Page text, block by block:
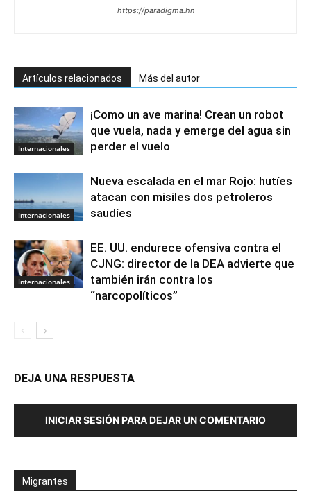
https://paradigma.hn
Artículos relacionados Más del autor
Internacionales
¡Como un ave marina! Crean un robot
que vuela, nada y emerge del agua sin
perder el vuelo
Internacionales
Nueva escalada en el mar Rojo: hutíes
atacan con misiles dos petroleros
saudíes
Internacionales
EE. UU. endurece ofensiva contra el
CJNG: director de la DEA advierte que
también irán contra los
“narcopolíticos”
DEJA UNA RESPUESTA
INICIAR SESIÓN PARA DEJAR UN COMENTARIO
Migrantes